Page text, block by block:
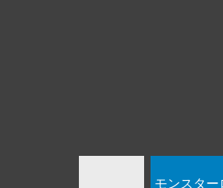
モンスター